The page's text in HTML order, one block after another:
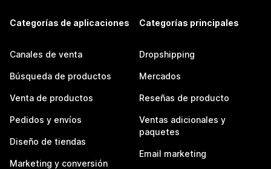
Categorías de aplicaciones
Canales de venta
Búsqueda de productos
Venta de productos
Pedidos y envíos
Diseño de tiendas
Marketing y conversión
Categorías principales
Dropshipping
Mercados
Reseñas de producto
Ventas adicionales y
paquetes
Email marketing